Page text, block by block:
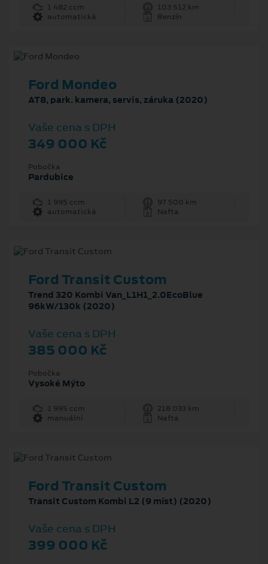
1 482 ccm
103 512 km
automatická
Benzín
Ford Mondeo
AT8, park. kamera, servis, záruka (2020)
Vaše cena s DPH
349 000 Kč
Pobočka
Pardubice
1 995 ccm
97 500 km
automatická
Nafta
Ford Transit Custom
Trend 320 Kombi Van_L1H1_2.0EcoBlue
96kW/130k (2020)
Vaše cena s DPH
385 000 Kč
Pobočka
Vysoké Mýto
1 995 ccm
218 033 km
manuální
Nafta
Ford Transit Custom
Transit Custom Kombi L2 (9 míst) (2020)
Vaše cena s DPH
399 000 Kč